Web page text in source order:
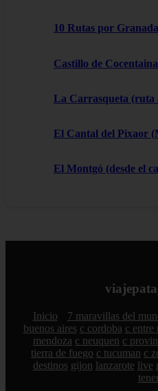
10 Rutas por Granada
Castillo de Cocentaina
La Carrasqueta (ruta
El Cantal del Pixaor
El Montgó (desde el
Inicio 7 maravillas del
buenos aires c cordoba c entre
mendoza c neuquen c
tierra de fuego c tucuman c
destinos gijon lanzarote live